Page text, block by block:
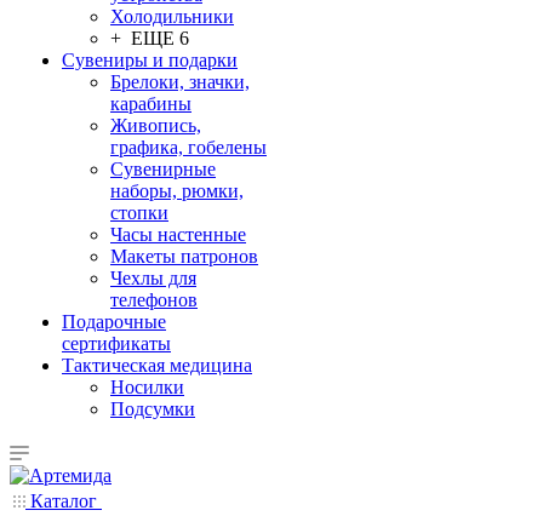
Холодильники
+ ЕЩЕ 6
Сувениры и подарки
Брелоки, значки,
карабины
Живопись,
графика, гобелены
Сувенирные
наборы, рюмки,
стопки
Часы настенные
Макеты патронов
Чехлы для
телефонов
Подарочные
сертификаты
Тактическая медицина
Носилки
Подсумки
Каталог